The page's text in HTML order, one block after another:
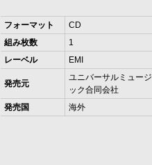
フォーマット
CD
組み枚数
1
レーベル
EMI
発売元
ユニバーサルミュージ
ック合同会社
発売国
海外